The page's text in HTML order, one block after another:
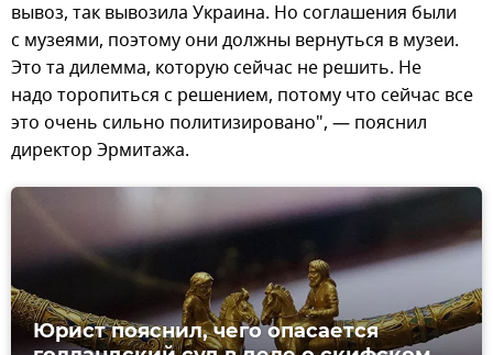
вывоз, так вывозила Украина. Но соглашения были
с музеями, поэтому они должны вернуться в музеи.
Это та дилемма, которую сейчас не решить. Не
надо торопиться с решением, потому что сейчас все
это очень сильно политизировано", — пояснил
директор Эрмитажа.
Юрист пояснил, чего опасается